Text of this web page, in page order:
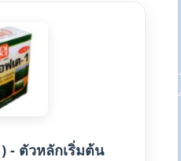
- ตัวหลักเริ่มต้น